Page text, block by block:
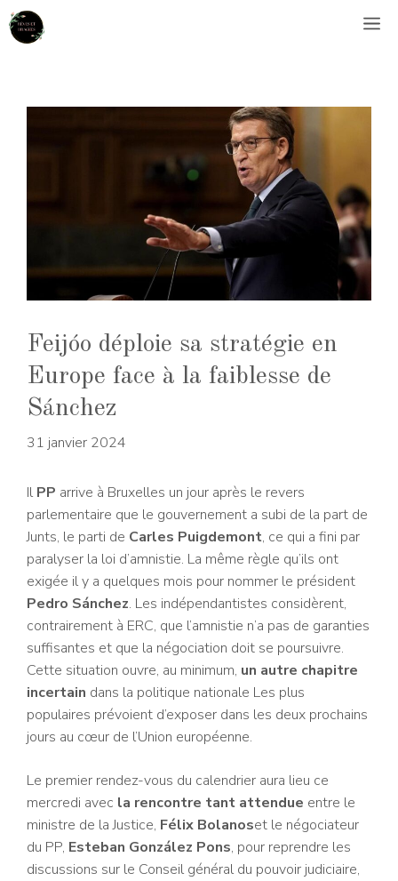
Aller
au
Feijóo déploie sa stratégie en
Europe face à la faiblesse de
Sánchez
31 janvier 2024
Il PP arrive à Bruxelles un jour après le revers
parlementaire que le gouvernement a subi de la part de
Junts, le parti de Carles Puigdemont, ce qui a fini par
paralyser la loi d’amnistie. La même règle qu’ils ont
exigée il y a quelques mois pour nommer le président
Pedro Sánchez. Les indépendantistes considèrent,
contrairement à ERC, que l’amnistie n’a pas de garanties
suffisantes et que la négociation doit se poursuivre.
Cette situation ouvre, au minimum, un autre chapitre
incertain dans la politique nationale Les plus
populaires prévoient d’exposer dans les deux prochains
jours au cœur de l’Union européenne.
Le premier rendez-vous du calendrier aura lieu ce
mercredi avec la rencontre tant attendue entre le
ministre de la Justice, Félix Bolanoset le négociateur
du PP, Esteban González Pons, pour reprendre les
discussions sur le Conseil général du pouvoir judiciaire,